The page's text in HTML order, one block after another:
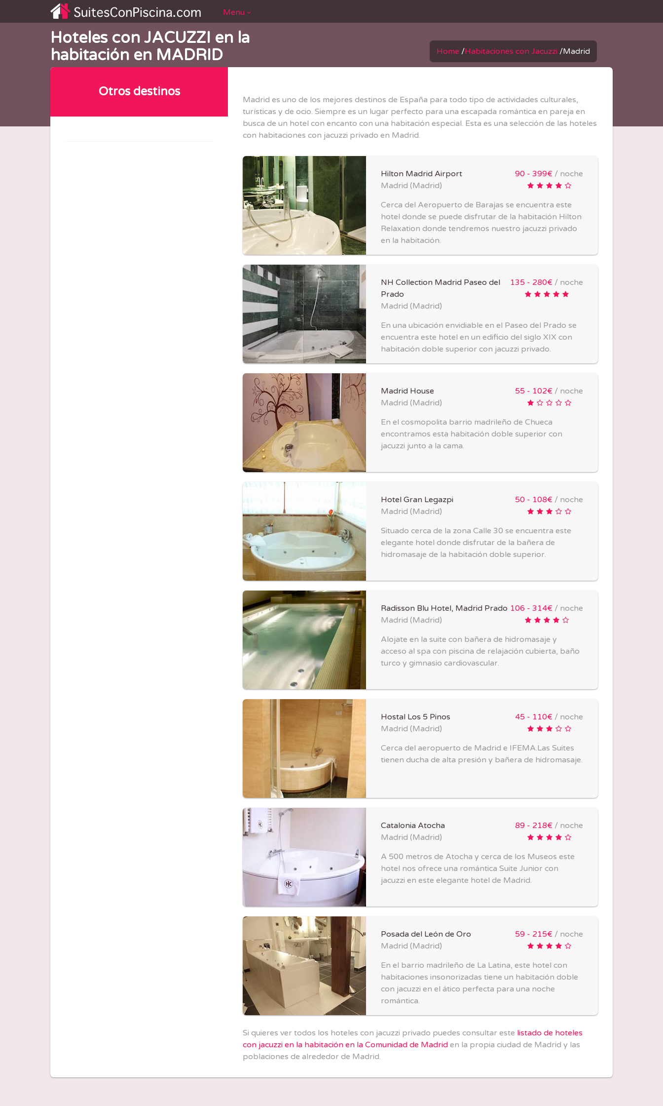
Menu
Hoteles con JACUZZI en la
habitación en MADRID
Home /Habitaciones con Jacuzzi /Madrid
Madrid es uno de los mejores destinos de España para todo tipo de actividades culturales,
turísticas y de ocio. Siempre es un lugar perfecto para una escapada romántica en pareja en
busca de un hotel con encanto con una habitación especial. Esta es una selección de las hoteles
con habitaciones con jacuzzi privado en Madrid.
Hilton Madrid Airport
Madrid (Madrid)
Cerca del Aeropuerto de Barajas se encuentra este
hotel donde se puede disfrutar de la habitación Hilton
Relaxation donde tendremos nuestro jacuzzi privado
en la habitación.
90 - 399€ / noche
NH Collection Madrid Paseo del
Prado
Madrid (Madrid)
En una ubicación envidiable en el Paseo del Prado se
encuentra este hotel en un edificio del siglo XIX con
habitación doble superior con jacuzzi privado.
135 - 280€ / noche
Madrid House
Madrid (Madrid)
En el cosmopolita barrio madrileño de Chueca
encontramos esta habitación doble superior con
jacuzzi junto a la cama.
55 - 102€ / noche
Hotel Gran Legazpi
Madrid (Madrid)
Situado cerca de la zona Calle 30 se encuentra este
elegante hotel donde disfrutar de la bañera de
hidromasaje de la habitación doble superior.
50 - 108€ / noche
Radisson Blu Hotel, Madrid Prado
Madrid (Madrid)
Alojate en la suite con bañera de hidromasaje y
acceso al spa con piscina de relajación cubierta, baño
turco y gimnasio cardiovascular.
106 - 314€ / noche
Hostal Los 5 Pinos
Madrid (Madrid)
Cerca del aeropuerto de Madrid e IFEMA.Las Suites
tienen ducha de alta presión y bañera de hidromasaje.
45 - 110€ / noche
Catalonia Atocha
Madrid (Madrid)
A 500 metros de Atocha y cerca de los Museos este
hotel nos ofrece una romántica Suite Junior con
jacuzzi en este elegante hotel de Madrid.
89 - 218€ / noche
Posada del León de Oro
Madrid (Madrid)
En el barrio madrileño de La Latina, este hotel con
habitaciones insonorizadas tiene un habitación doble
con jacuzzi en el ático perfecta para una noche
romántica.
59 - 215€ / noche
Si quieres ver todos los hoteles con jacuzzi privado puedes consultar este listado de hoteles
con jacuzzi en la habitación en la Comunidad de Madrid en la propia ciudad de Madrid y las
poblaciones de alrededor de Madrid.
Otros destinos